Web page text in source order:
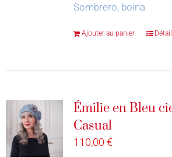
Sombrero, boina
Ajouter au panier
Émilie en Bleu
Casual
110,00 €